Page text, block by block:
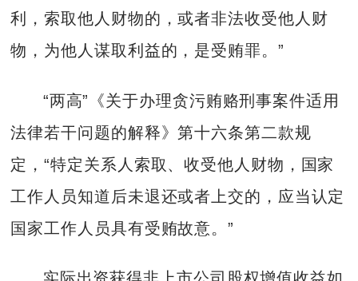
利，索取他人财物的，或者非法收受他人财
物，为他人谋取利益的，是受贿罪。”
“两高”《关于办理贪污贿赂刑事案件适用
法律若干问题的解释》第十六条第二款规
定，“特定关系人索取、收受他人财物，国家
工作人员知道后未退还或者上交的，应当认定
国家工作人员具有受贿故意。”